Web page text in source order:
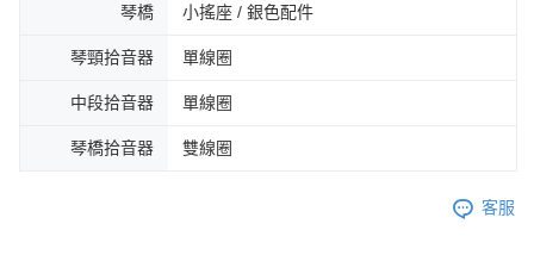
琴橋 小搖座 / 銀色配件
琴頸拾音器 單線圈
中段拾音器 單線圈
琴橋拾音器 雙線圈
客服